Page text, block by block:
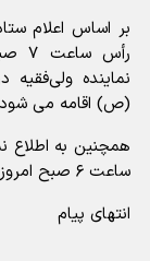
بر اساس اعلام
رأس
نماینده
(ص) اقامه می
همچنین به اطلاع
ساعت ۶ صبح امروز برای استقبال از نمازگزاران باز می شود.
انتهای پیام